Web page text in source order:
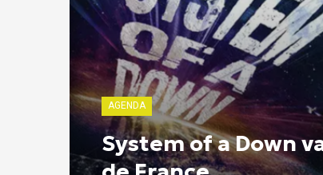
AGENDA
System of a Down